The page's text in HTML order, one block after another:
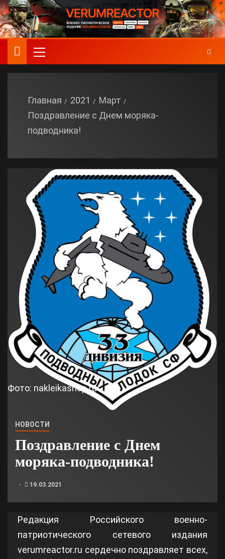
Главная 2021
Март
Поздравление с Днем моряка-
подводника!
Фото: nakleikashop.ru
НОВОСТИ
Поздравление с Днем
моряка-подводника!
19.03.2021
Редакция Российского военно-
патриотического сетевого издания
verumreactor.ru сердечно поздравляет всех,